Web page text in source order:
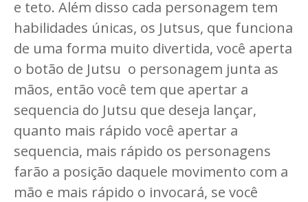
e teto. Além disso cada personagem tem
habilidades únicas, os Jutsus, que funciona
de uma forma muito divertida, você aperta
o botão de Jutsu o personagem junta as
mãos, então você tem que apertar a
sequencia do Jutsu que deseja lançar,
quanto mais rápido você apertar a
sequencia, mais rápido os personagens
farão a posição daquele movimento com a
mão e mais rápido o invocará, se você